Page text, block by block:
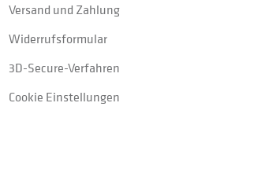
Versand und Zahlung
Widerrufsformular
3D-Secure-Verfahren
Cookie Einstellungen